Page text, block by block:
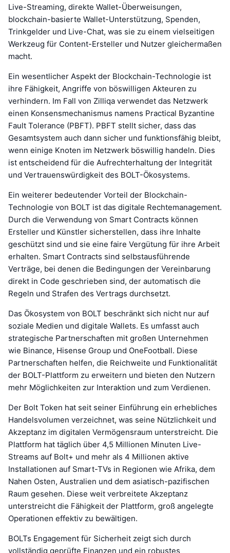
Live-Streaming, direkte Wallet-Überweisungen,
blockchain-basierte Wallet-Unterstützung, Spenden,
Trinkgelder und Live-Chat, was sie zu einem vielseitigen
Werkzeug für Content-Ersteller und Nutzer gleichermaßen
macht.
Ein wesentlicher Aspekt der Blockchain-Technologie ist
ihre Fähigkeit, Angriffe von böswilligen Akteuren zu
verhindern. Im Fall von Zilliqa verwendet das Netzwerk
einen Konsensmechanismus namens Practical Byzantine
Fault Tolerance (PBFT). PBFT stellt sicher, dass das
Gesamtsystem auch dann sicher und funktionsfähig bleibt,
wenn einige Knoten im Netzwerk böswillig handeln. Dies
ist entscheidend für die Aufrechterhaltung der Integrität
und Vertrauenswürdigkeit des BOLT-Ökosystems.
Ein weiterer bedeutender Vorteil der Blockchain-
Technologie von BOLT ist das digitale Rechtemanagement.
Durch die Verwendung von Smart Contracts können
Ersteller und Künstler sicherstellen, dass ihre Inhalte
geschützt sind und sie eine faire Vergütung für ihre Arbeit
erhalten. Smart Contracts sind selbstausführende
Verträge, bei denen die Bedingungen der Vereinbarung
direkt in Code geschrieben sind, der automatisch die
Regeln und Strafen des Vertrags durchsetzt.
Das Ökosystem von BOLT beschränkt sich nicht nur auf
soziale Medien und digitale Wallets. Es umfasst auch
strategische Partnerschaften mit großen Unternehmen
wie Binance, Hisense Group und OneFootball. Diese
Partnerschaften helfen, die Reichweite und Funktionalität
der BOLT-Plattform zu erweitern und bieten den Nutzern
mehr Möglichkeiten zur Interaktion und zum Verdienen.
Der Bolt Token hat seit seiner Einführung ein erhebliches
Handelsvolumen verzeichnet, was seine Nützlichkeit und
Akzeptanz im digitalen Vermögensraum unterstreicht. Die
Plattform hat täglich über 4,5 Millionen Minuten Live-
Streams auf Bolt+ und mehr als 4 Millionen aktive
Installationen auf Smart-TVs in Regionen wie Afrika, dem
Nahen Osten, Australien und dem asiatisch-pazifischen
Raum gesehen. Diese weit verbreitete Akzeptanz
unterstreicht die Fähigkeit der Plattform, groß angelegte
Operationen effektiv zu bewältigen.
BOLTs Engagement für Sicherheit zeigt sich durch
vollständig geprüfte Finanzen und ein robustes